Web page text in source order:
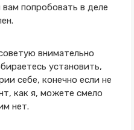
попробовать в деле
внимательно
установить,
себе, конечно если не
как я, можете смело
нет.